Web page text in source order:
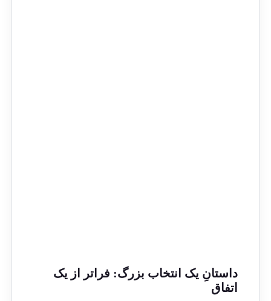
داستانِ یک انتخاب بزرگ: فراتر از یک
اتفاق